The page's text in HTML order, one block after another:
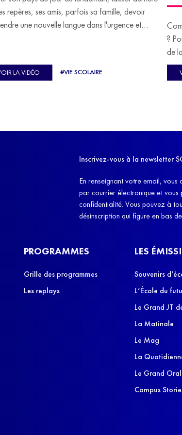
repères, ses amis, parfois sa famille, devoir
une nouvelle langue dans l'urgence et
de nombreux réfugiés, et notamment
de Lisa Machukha, que nous vous proposons de
LA VIDÉO #VIE SCOLAIRE
?
de
Inscrivez-vous à la newsletter
En renseignant votre email,
par courrier électronique et
confidentialité. Vous pouvez à
désinscription qui figure en bas
PROGRAMMES
Grille des programmes
Les replays
LES
Souvenirs
L’École du
Le Grand JT
La Matinale
Le Mag
La
Le Grand Oral
Campus